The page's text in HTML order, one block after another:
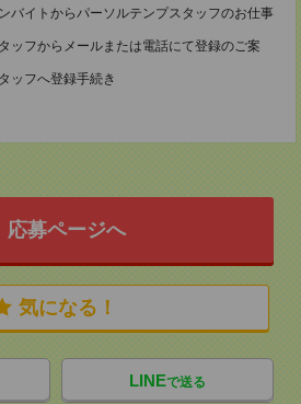
バイトからパーソルテンプスタッフのお仕事
ッフからメールまたは電話にて登録のご案
ッフへ登録手続き
応募ページへ
気になる！
LINEで送る